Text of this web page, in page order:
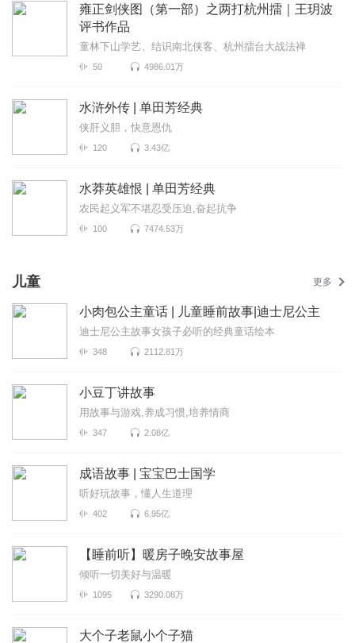
雍正剑侠图（第一部）之两打杭州擂｜王玥波
评书作品
童林下山学艺、结识南北侠客、杭州擂台大战法禅
50 4986.01万
水浒外传 | 单田芳经典
侠肝义胆，快意恩仇
120 3.43亿
水莽英雄恨 | 单田芳经典
农民起义军不堪忍受压迫,奋起抗争
100 7474.53万
儿童 更多
小肉包公主童话 | 儿童睡前故事|迪士尼公主
迪士尼公主故事女孩子必听的经典童话绘本
348 2112.81万
小豆丁讲故事
用故事与游戏,养成习惯,培养情商
347 2.08亿
成语故事 | 宝宝巴士国学
听好玩故事，懂人生道理
402 6.95亿
【睡前听】暖房子晚安故事屋
倾听一切美好与温暖
1095 3290.08万
大个子老鼠小个子猫